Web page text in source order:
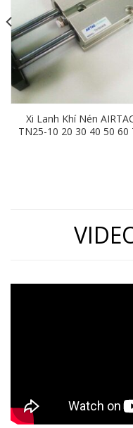
Xi Lanh Khí Nén
TN25-10 20 30 40 50 60